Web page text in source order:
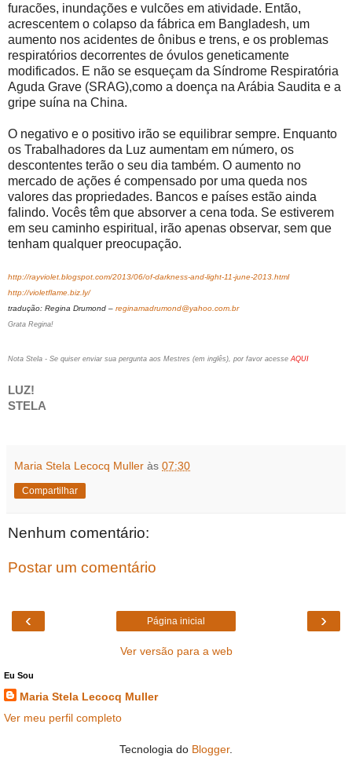
furacões, inundações e vulcões em atividade. Então,
acrescentem o colapso da fábrica em Bangladesh, um
aumento nos acidentes de ônibus e trens, e os problemas
respiratórios decorrentes de óvulos geneticamente
modificados. E não se esqueçam da Síndrome Respiratória
Aguda Grave (SRAG),como a doença na Arábia Saudita e a
gripe suína na China.
O negativo e o positivo irão se equilibrar sempre. Enquanto
os Trabalhadores da Luz aumentam em número, os
descontentes terão o seu dia também. O aumento no
mercado de ações é compensado por uma queda nos
valores das propriedades. Bancos e países estão ainda
falindo. Vocês têm que absorver a cena toda. Se estiverem
em seu caminho espiritual, irão apenas observar, sem que
tenham qualquer preocupação.
http://rayviolet.blogspot.com/2013/06/of-darkness-and-light-11-june-2013.html
http://violetflame.biz.ly/
tradução: Regina Drumond – reginamadrumond@yahoo.com.br
Grata Regina!
Nota Stela - Se quiser enviar sua pergunta aos Mestres (em inglês), por favor acesse AQUI
LUZ!
STELA
Maria Stela Lecocq Muller às 07:30
Compartilhar
Nenhum comentário:
Postar um comentário
‹ ›
Página inicial
Ver versão para a web
Eu Sou
Maria Stela Lecocq Muller
Ver meu perfil completo
Tecnologia do Blogger.